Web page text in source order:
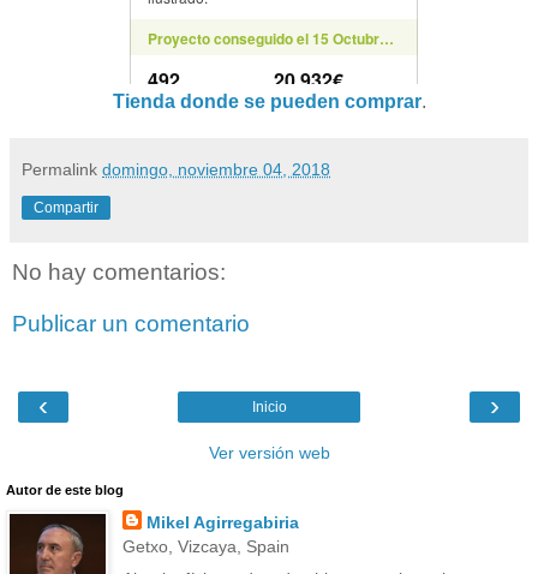
Tienda donde se pueden comprar.
Permalink domingo, noviembre 04, 2018
Compartir
No hay comentarios:
Publicar un comentario
‹ ›
Inicio
Ver versión web
Autor de este blog
Mikel Agirregabiria
Getxo, Vizcaya, Spain